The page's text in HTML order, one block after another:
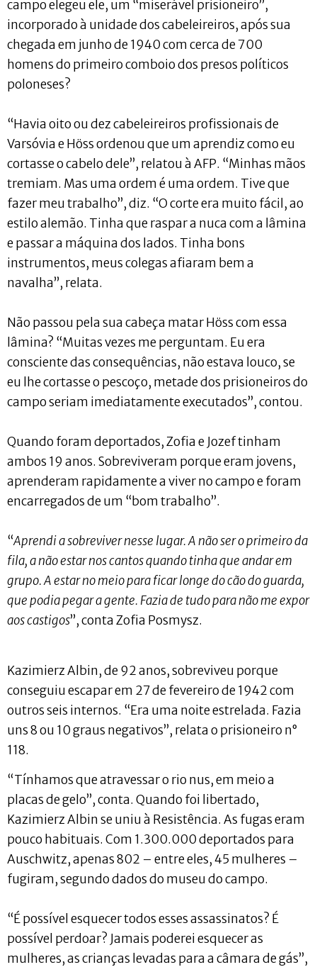
campo elegeu ele, um “miserável prisioneiro”,
incorporado à unidade dos cabeleireiros, após sua
chegada em junho de 1940 com cerca de 700
homens do primeiro comboio dos presos políticos
poloneses?
“Havia oito ou dez cabeleireiros profissionais de
Varsóvia e Höss ordenou que um aprendiz como eu
cortasse o cabelo dele”, relatou à AFP. “Minhas mãos
tremiam. Mas uma ordem é uma ordem. Tive que
fazer meu trabalho”, diz. “O corte era muito fácil, ao
estilo alemão. Tinha que raspar a nuca com a lâmina
e passar a máquina dos lados. Tinha bons
instrumentos, meus colegas afiaram bem a
navalha”, relata.
Não passou pela sua cabeça matar Höss com essa
lâmina? “Muitas vezes me perguntam. Eu era
consciente das consequências, não estava louco, se
eu lhe cortasse o pescoço, metade dos prisioneiros do
campo seriam imediatamente executados”, contou.
Quando foram deportados, Zofia e Jozef tinham
ambos 19 anos. Sobreviveram porque eram jovens,
aprenderam rapidamente a viver no campo e foram
encarregados de um “bom trabalho”.
“Aprendi a sobreviver nesse lugar. A não ser o primeiro da
fila, a não estar nos cantos quando tinha que andar em
grupo. A estar no meio para ficar longe do cão do guarda,
que podia pegar a gente. Fazia de tudo para não me expor
aos castigos”, conta Zofia Posmysz.
Kazimierz Albin, de 92 anos, sobreviveu porque
conseguiu escapar em 27 de fevereiro de 1942 com
outros seis internos. “Era uma noite estrelada. Fazia
uns 8 ou 10 graus negativos”, relata o prisioneiro n°
118.
“Tínhamos que atravessar o rio nus, em meio a
placas de gelo”, conta. Quando foi libertado,
Kazimierz Albin se uniu à Resistência. As fugas eram
pouco habituais. Com 1.300.000 deportados para
Auschwitz, apenas 802 – entre eles, 45 mulheres –
fugiram, segundo dados do museu do campo.
“É possível esquecer todos esses assassinatos? É
possível perdoar? Jamais poderei esquecer as
mulheres, as crianças levadas para a câmara de gás”,